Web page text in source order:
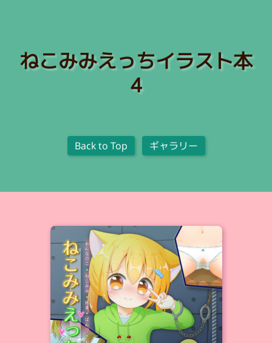
ねこみみえっちイラスト本
4
Back to Top ギャラリー